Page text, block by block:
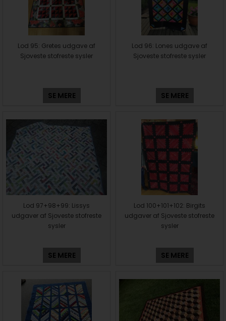
Lod 95: Gretes udgave af
Sjoveste stofreste sysler
SE MERE
Lod 96: Lones udgave af
Sjoveste stofreste sysler
SE MERE
Lod 97+98+99: Lissys
udgaver af Sjoveste stofreste
sysler
SE MERE
Lod 100+101+102: Birgits
udgaver af Sjoveste stofreste
sysler
SE MERE